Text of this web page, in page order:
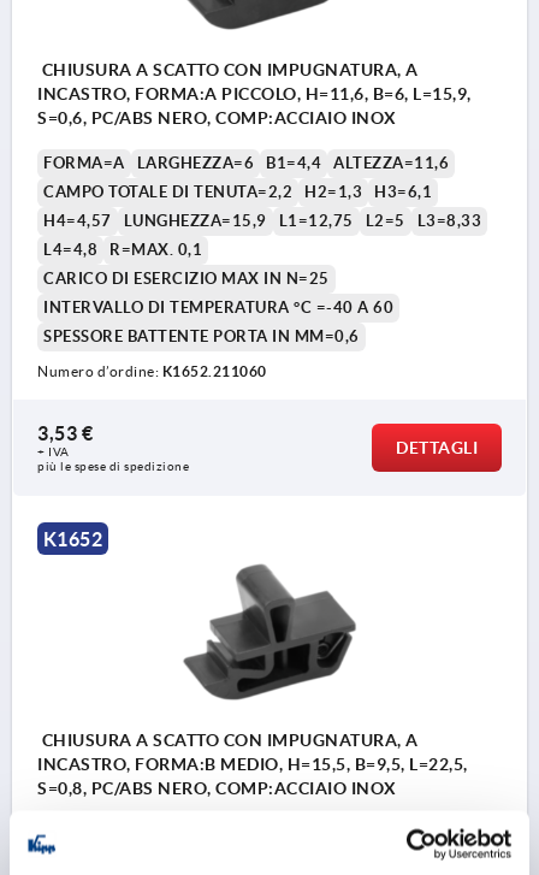
1) Telaio
2) Battente della porta
4) Direzione di azionamento
CHIUSURA A SCATTO CON IMPUGNATURA, A
INCASTRO, FORMA:A PICCOLO, H=11,6, B=6, L=15,9,
S=0,6, PC/ABS NERO, COMP:ACCIAIO INOX
FORMA=A LARGHEZZA=6 B1=4,4
ALTEZZA=11,6
CAMPO TOTALE DI TENUTA=2,2
H2=1,3
H3=6,1
H4=4,57
LUNGHEZZA=15,9 L1=12,75 L2=5
L3=8,33
L4=4,8
R=MAX. 0,1
CARICO DI ESERCIZIO MAX IN N=25
INTERVALLO DI TEMPERATURA °C =-40 A 60
SPESSORE BATTENTE PORTA IN MM=0,6
Numero d’ordine: K1652.211060
3,53 €
+ IVA
più le spese di spedizione
DETTAGLI
K1652
CHIUSURA A SCATTO CON IMPUGNATURA, A
INCASTRO, FORMA:B MEDIO, H=15,5, B=9,5, L=22,5,
S=0,8, PC/ABS NERO, COMP:ACCIAIO INOX
FORMA=B
ALTEZZA=15,5
H3=9,1